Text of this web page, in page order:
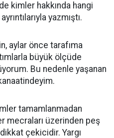
kimler hakkında hangi
yazmıştı.
aylar önce tarafıma
büyük ölçüde
Bu nedenle yaşanan
tamamlanmadan
mecraları üzerinden peş
çekicidir. Yargı